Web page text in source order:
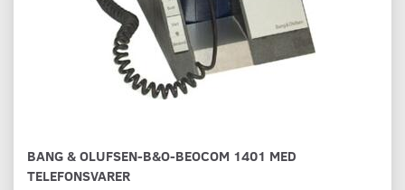
BANG & OLUFSEN-B&O-BEOCOM 1401 MED
TELEFONSVARER